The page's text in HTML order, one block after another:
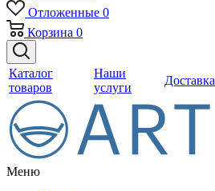
Отложенные 0
Корзина 0
Каталог
товаров
Наши
услуги
Доставка
Меню